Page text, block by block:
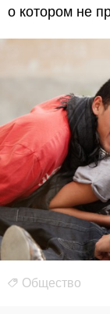
о котором не
Общество